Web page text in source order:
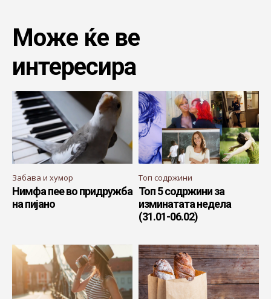
Може ќе ве
интересира
Забава и хумор
Нимфа пее во придружба
на пијано
Топ содржини
Топ 5 содржини за
изминатата недела
(31.01-06.02)